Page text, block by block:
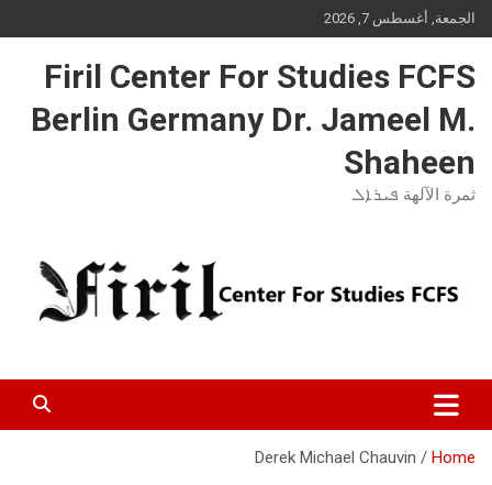
Skip
to
الجمعة, أغسطس 7, 2026
Firil Center For Studies FCFS
Berlin Germany Dr. Jameel M.
Shaheen
ثمرة الآلهة ܦܝܪܐܠ
Home
Derek Michael Chauvin